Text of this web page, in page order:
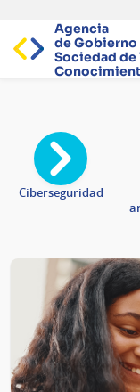
Agencia
de
Sociedad de
Página
principal
Ciberseguridad